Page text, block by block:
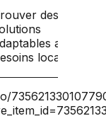
des
aux
locaux